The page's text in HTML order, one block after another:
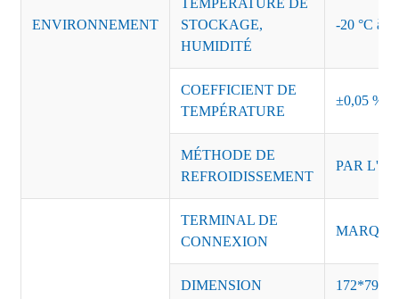
ENVIRONNEMENT
TEMPÉRATURE DE
STOCKAGE,
HUMIDITÉ
-20 °C à
COEFFICIENT DE
TEMPÉRATURE
±0,05 %/
MÉTHODE DE
REFROIDISSEMENT
PAR
TERMINAL DE
CONNEXION
DIMENSION